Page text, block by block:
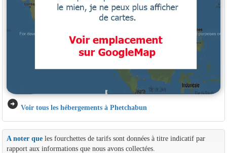
arrow_circle_right Voir tous les hébergements à Phetchabun
A noter queles fourchettes de tarifs sont données à titre indicatif par
rapport aux informations que nous avons collectées.